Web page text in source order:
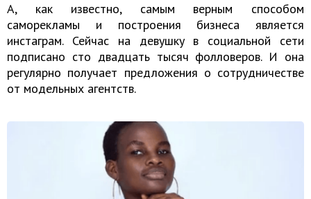
А, как известно, самым верным способом
саморекламы и построения бизнеса является
инстаграм. Сейчас на девушку в социальной сети
подписано сто двадцать тысяч фолловеров. И она
регулярно получает предложения о сотрудничестве
от модельных агентств.